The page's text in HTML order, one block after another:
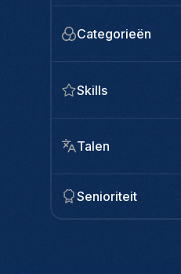
Categorieën
Skills
Talen
Senioriteit